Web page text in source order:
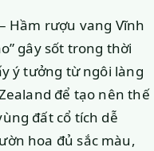
Hầm rượu vang Vĩnh
gây sốt trong thời
ý tưởng từ ngôi làng
để tạo nên thế
đất cổ tích dễ
hoa đủ sắc màu,